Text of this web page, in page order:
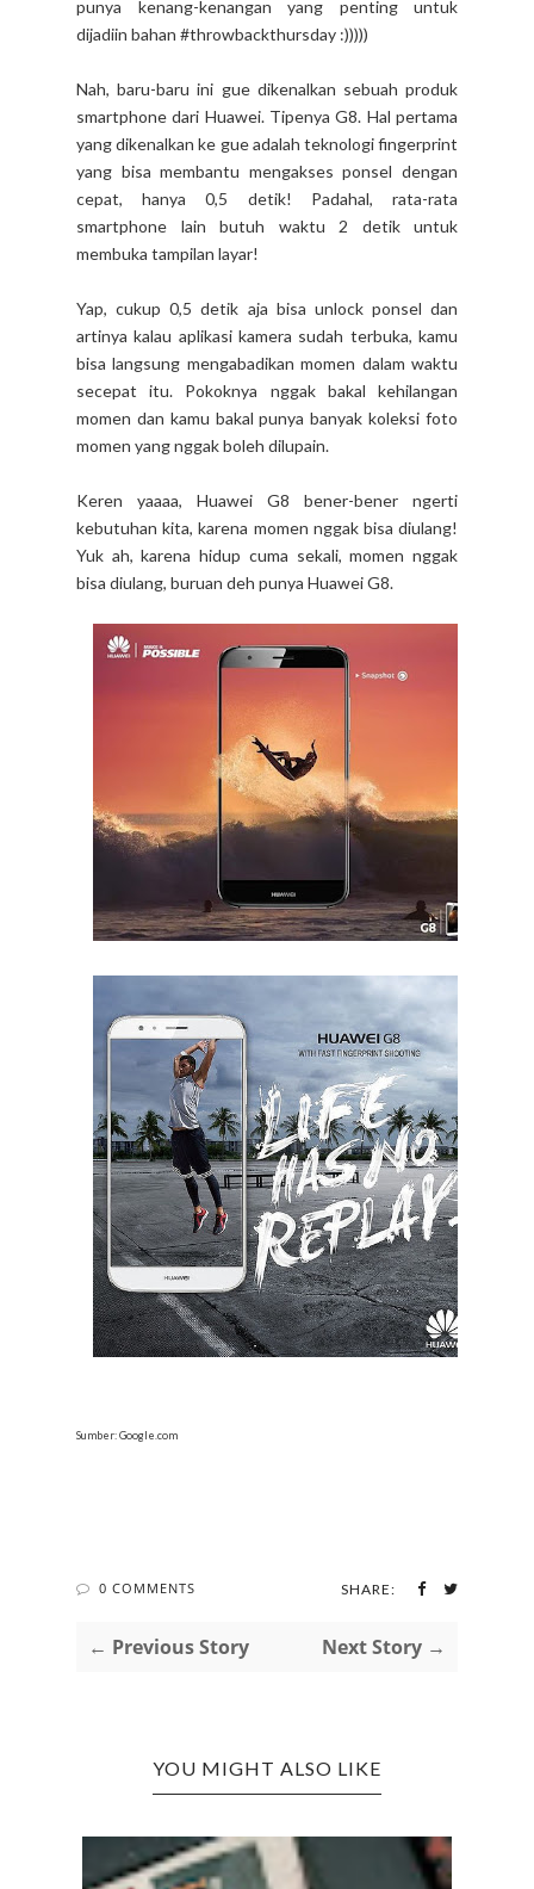
punya kenang-kenangan yang penting untuk
dijadiin bahan #throwbackthursday :)))))
Nah, baru-baru ini gue dikenalkan sebuah produk
smartphone dari Huawei. Tipenya G8. Hal pertama
yang dikenalkan ke gue adalah teknologi fingerprint
yang bisa membantu mengakses ponsel dengan
cepat, hanya 0,5 detik! Padahal, rata-rata
smartphone lain butuh waktu 2 detik untuk
membuka tampilan layar!
Yap, cukup 0,5 detik aja bisa unlock ponsel dan
artinya kalau aplikasi kamera sudah terbuka, kamu
bisa langsung mengabadikan momen dalam waktu
secepat itu. Pokoknya nggak bakal kehilangan
momen dan kamu bakal punya banyak koleksi foto
momen yang nggak boleh dilupain.
Keren yaaaa, Huawei G8 bener-bener ngerti
kebutuhan kita, karena momen nggak bisa diulang!
Yuk ah, karena hidup cuma sekali, momen nggak
bisa diulang, buruan deh punya Huawei G8.
Sumber: Google.com
0 COMMENTS SHARE:
← Previous Story Next Story →
YOU MIGHT ALSO LIKE